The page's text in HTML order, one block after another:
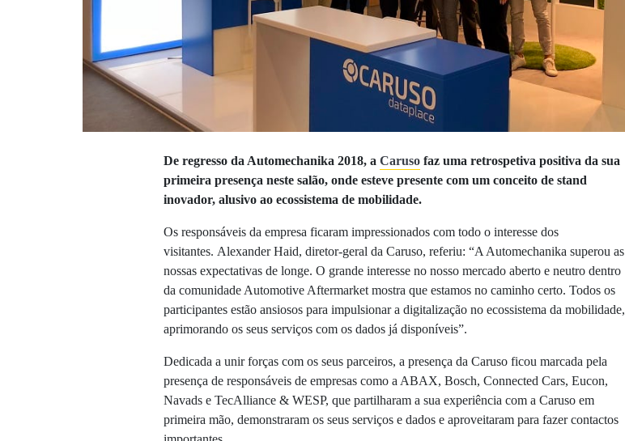
De regresso da Automechanika 2018, a Caruso faz uma retrospetiva positiva da sua
primeira presença neste salão, onde esteve presente com um conceito de stand
inovador, alusivo ao ecossistema de mobilidade.
Os responsáveis da empresa ficaram impressionados com todo o interesse dos
visitantes. Alexander Haid, diretor-geral da Caruso, referiu: “A Automechanika superou as
nossas expectativas de longe. O grande interesse no nosso mercado aberto e neutro dentro
da comunidade Automotive Aftermarket mostra que estamos no caminho certo. Todos os
participantes estão ansiosos para impulsionar a digitalização no ecossistema da mobilidade,
aprimorando os seus serviços com os dados já disponíveis”.
Dedicada a unir forças com os seus parceiros, a presença da Caruso ficou marcada pela
presença de responsáveis de empresas como a ABAX, Bosch, Connected Cars, Eucon,
Navads e TecAlliance & WESP, que partilharam a sua experiência com a Caruso em
primeira mão, demonstraram os seus serviços e dados e aproveitaram para fazer contactos